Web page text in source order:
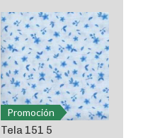
Promoción
Tela 151 5